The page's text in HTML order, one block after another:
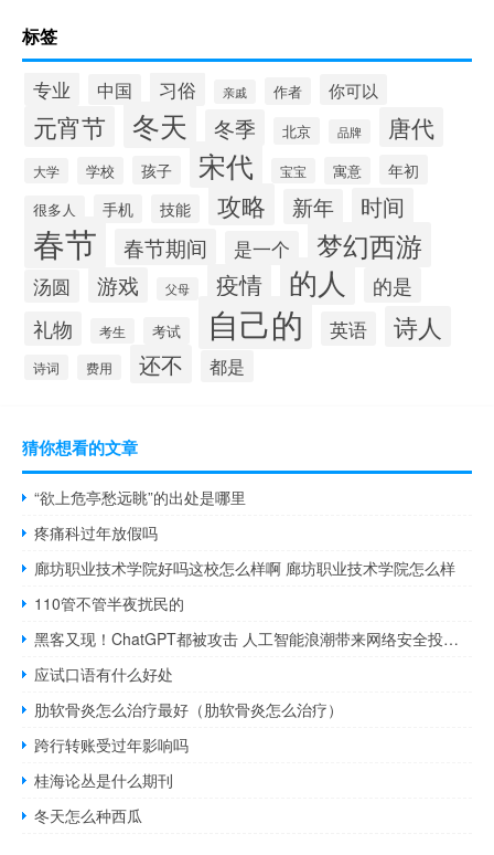
标签
专业 中国 习俗 亲戚 作者 你可以
元宵节 冬天 冬季 北京 品牌 唐代
大学 学校 孩子 宋代 宝宝 寓意 年初
很多人 手机 技能 攻略 新年 时间
春节 春节期间 是一个 梦幻西游
汤圆 游戏 父母 疫情 的人 的是
礼物 考生 考试 自己的 英语 诗人
诗词 费用 还不 都是
猜你想看的文章
“欲上危亭愁远眺”的出处是哪里
疼痛科过年放假吗
廊坊职业技术学院好吗这校怎么样啊 廊坊职业技术学院怎么样
110管不管半夜扰民的
黑客又现！ChatGPT都被攻击 人工智能浪潮带来网络安全投资机遇
应试口语有什么好处
肋软骨炎怎么治疗最好（肋软骨炎怎么治疗）
跨行转账受过年影响吗
桂海论丛是什么期刊
冬天怎么种西瓜